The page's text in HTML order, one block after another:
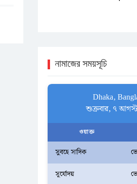
নামাজের সময়সূচি
Dhaka,
শুক্রবার, ৭
ওয়াক্ত
সুবহে সাদিক
সূর্যোদয়